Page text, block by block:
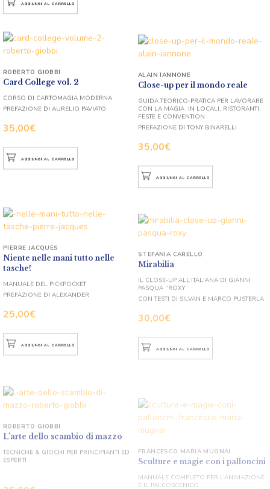
AGGIUNGI AL CARRELLO
Card College vol. 2
35,00€
ROBERTO GIOBBI
CORSO DI CARTOMAGIA MODERNA
PREFAZIONE DI AURELIO PAVIATO
Close-up per il mondo reale
35,00€
CON LA MAGIA IN LOCALI, RISTORANTI,
FESTE E CONVENTION
Niente nelle mani tutto nelle
tasche!
PREFAZIONE DI ALEXANDER
AGGIUNGI AL CARRELLO
30,00€
STEFANIA CARELLO
IL CLOSE-UP ALL’ITALIANA DI GIANNI
CON TESTI DI SILVAN E MARCO PUSTERLA
L’arte dello scambio di mazzo
35,00
ROBERTO GIOBBI
TECNICHE & GIOCHI PER PRINCIPIANTI ED
ESPERTI
Sculture e magie con i palloncini
18,00€
FRANCESCO MARIA MUGNAI
E IL PALCOSCENICO
PREFAZIONE DI ALDO COLOMBINI